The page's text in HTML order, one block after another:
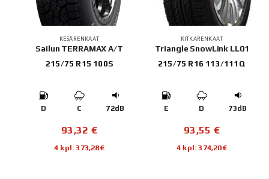
KESÄRENKAAT
Sailun TERRAMAX A/T
215/75 R15 100S
D C 72dB
93,32 €
4 kpl: 373,28€
KITKARENKAAT
Triangle SnowLink LL01
215/75 R16 113/111Q
E D 73dB
93,55 €
4 kpl: 374,20€